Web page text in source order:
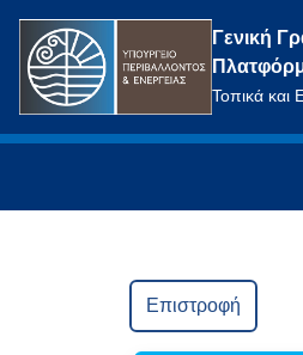
Γενική
Τοπικά και
Επιστροφή